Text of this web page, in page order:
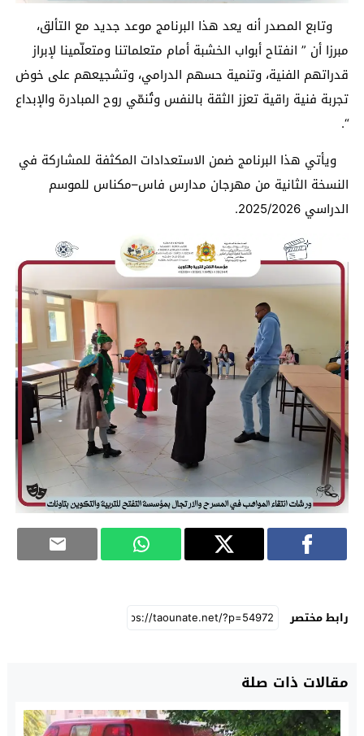
وتابع المصدر أنه يعد هذا البرنامج موعد جديد مع التألق،
مبرزا أن ” انفتاح أبواب الخشبة أمام متعلماتنا ومتعلّمينا لإبراز
قدراتهم الفنية، وتنمية حسهم الدرامي، وتشجيعهم على خوض
تجربة فنية راقية تعزز الثقة بالنفس وتُنمّي روح المبادرة والإبداع
“.
ويأتي هذا البرنامج ضمن الاستعدادات المكثفة للمشاركة في
النسخة الثانية من مهرجان مدارس فاس–مكناس للموسم
الدراسي 2025/2026.
رابط مختصر
مقالات ذات صلة